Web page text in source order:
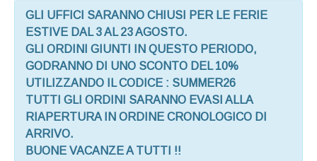
GLI UFFICI SARANNO CHIUSI PER LE FERIE
ESTIVE DAL 3 AL 23 AGOSTO.
GLI ORDINI GIUNTI IN QUESTO PERIODO,
GODRANNO DI UNO SCONTO DEL 10%
UTILIZZANDO IL CODICE : SUMMER26
TUTTI GLI ORDINI SARANNO EVASI ALLA
RIAPERTURA IN ORDINE CRONOLOGICO DI
ARRIVO.
BUONE VACANZE A TUTTI !!